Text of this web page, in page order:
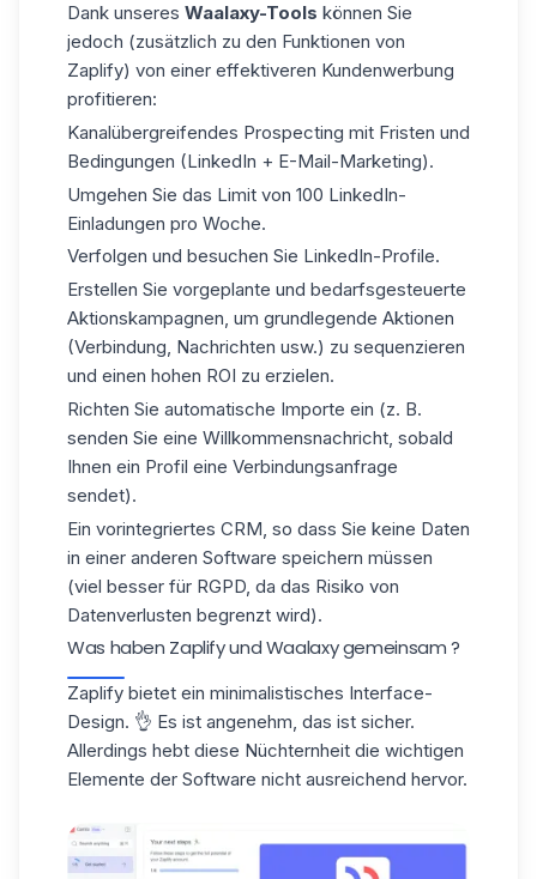
Dank unseres Waalaxy-Tools können Sie
jedoch (zusätzlich zu den Funktionen von
Zaplify) von einer effektiveren Kundenwerbung
profitieren:
Kanalübergreifendes Prospecting mit Fristen und
Bedingungen (LinkedIn + E-Mail-Marketing).
Umgehen Sie das Limit von 100 LinkedIn-
Einladungen pro Woche.
Verfolgen und besuchen Sie LinkedIn-Profile.
Erstellen Sie vorgeplante und bedarfsgesteuerte
Aktionskampagnen, um grundlegende Aktionen
(Verbindung, Nachrichten usw.) zu sequenzieren
und einen hohen ROI zu erzielen.
Richten Sie automatische Importe ein (z. B.
senden Sie eine Willkommensnachricht, sobald
Ihnen ein Profil eine Verbindungsanfrage
sendet).
Ein vorintegriertes CRM , so dass Sie keine Daten
in einer anderen Software speichern müssen
(viel besser für RGPD, da das Risiko von
Datenverlusten begrenzt wird).
Was haben Zaplify und Waalaxy gemeinsam ?
Zaplify bietet ein minimalistisches Interface-
Design. 👌 Es ist angenehm, das ist sicher.
Allerdings hebt diese Nüchternheit die wichtigen
Elemente der Software nicht ausreichend hervor.